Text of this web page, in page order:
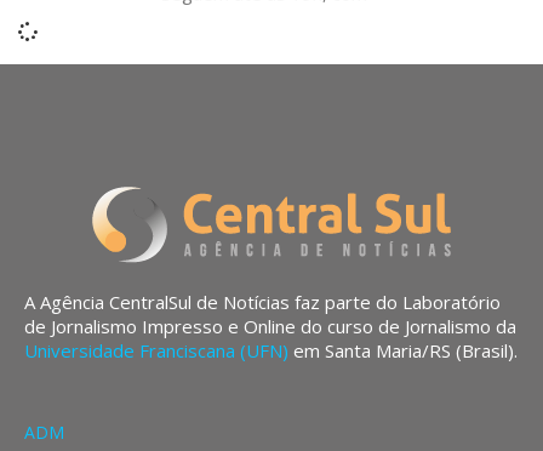
A Agência CentralSul de Notícias faz parte do Laboratório
de Jornalismo Impresso e Online do curso de Jornalismo da
Universidade Franciscana (UFN) em Santa Maria/RS (Brasil).
ADM